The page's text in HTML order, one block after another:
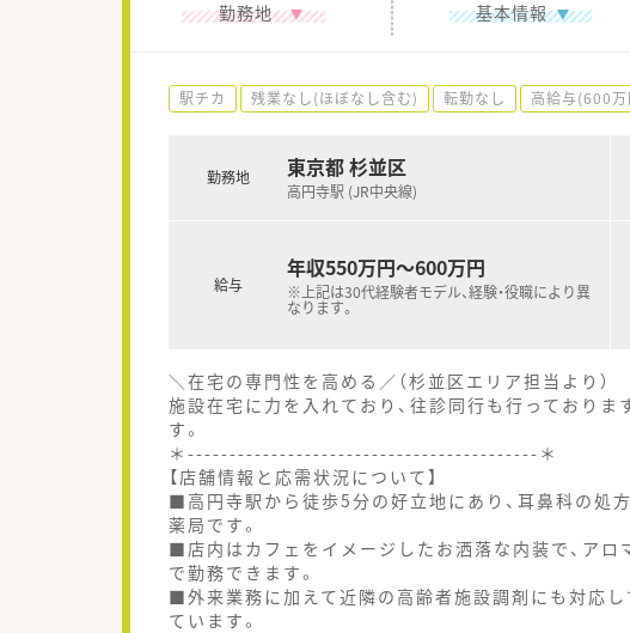
勤務地 基本情報
駅チカ 残業なし(ほぼなし含む) 転勤なし 高給与(600
勤務地 東京都 杉並区
高円寺駅 (JR中央線)
給与
年収550万円～600万円
※上記は30代経験者モデル、経験・役職により異
なります。
＼在宅の専門性を高める／（杉並区エリア担当より）
施設在宅に力を入れており、往診同行も行っており
す。
＊------------------------------------------＊
【店舗情報と応需状況について】
■高円寺駅から徒歩5分の好立地にあり、耳鼻科の処
薬局です。
■店内はカフェをイメージしたお洒落な内装で、ア
で勤務できます。
■外来業務に加えて近隣の高齢者施設調剤にも対応
ています。